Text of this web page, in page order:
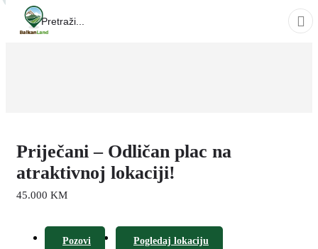
Priječani – Odličan plac na
atraktivnoj lokaciji!
45.000 KM
Pozovi Pogledaj lokaciju